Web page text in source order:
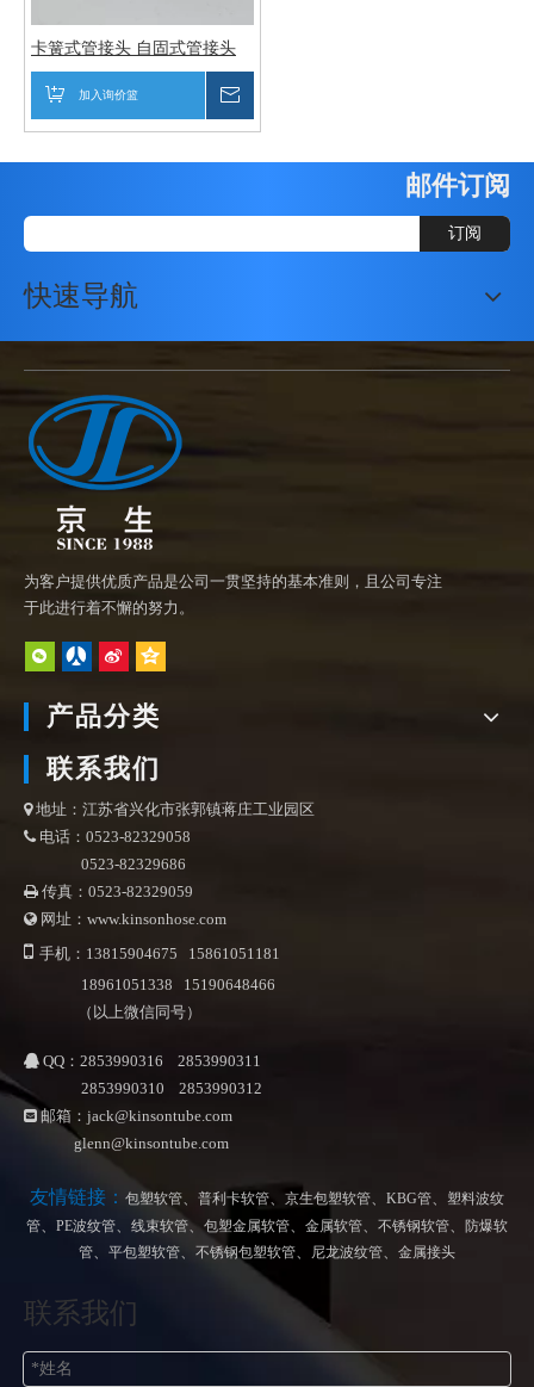
卡簧式管接头 自固式管接头
金属软管接头
加入询价篮
邮件订阅
订阅
快速导航
为客户提供优质产品是公司一贯坚持的基本准则，且公司专注
于此进行着不懈的努力。
产品分类
联系我们
地址：江苏省兴化市张郭镇蒋庄工业园区
 电话：0523-82329058
0523-82329686
 传真：0523-82329059
 网址：www.kinsonhose.com
 手机：13815904675 15861051181
18961051338 15190648466
（以上微信同号）
 QQ：2853990316 2853990311
2853990310 2853990312
 邮箱： jack@kinsontube.com
glenn@kinsontube.com
友情链接： 包塑软管、 普利卡软管、 京生包塑软管、 KBG管、 塑料波纹
管、 PE波纹管、 线束软管、 包塑金属软管、 金属软管、 不锈钢软管、
防爆软
管、 平包塑软管、 不锈钢包塑软管、 尼龙波纹管、 金属接头
联系我们